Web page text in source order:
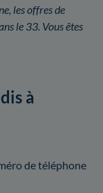
les offres de
le 33. Vous êtes
à
de téléphone